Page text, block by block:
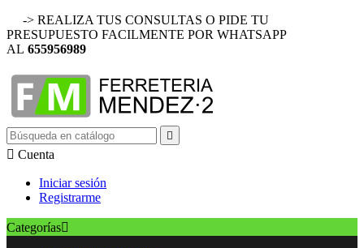
-> REALIZA TUS CONSULTAS O PIDE TU
PRESUPUESTO FACILMENTE POR WHATSAPP
AL 655956989

 Cuenta
Iniciar sesión
Registrarme
Categorías